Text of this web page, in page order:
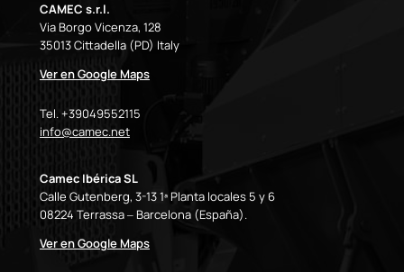
CAMEC s.r.l.
Via Borgo Vicenza, 128
35013 Cittadella (PD) Italy
Ver en Google Maps
Tel. +39049552115
info@camec.net
Camec Ibérica SL
Calle Gutenberg, 3-13 1ª Planta locales 5 y 6
08224 Terrassa – Barcelona (España).
Ver en Google Maps